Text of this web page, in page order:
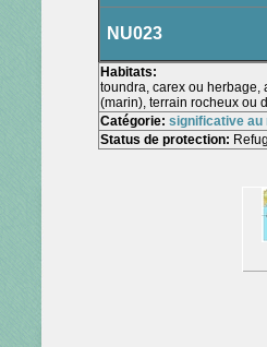
NU023
Habitats:
toundra, carex ou herbage,
(marin), terrain rocheux ou
Catégorie: significative au
Status de protection: